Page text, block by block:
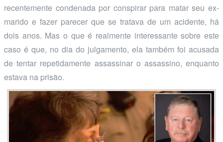
recentemente condenada por conspirar para matar seu ex-
marido e fazer parecer que se tratava de um acidente, há
dois anos. Mas o que é realmente interessante sobre este
caso é que, no dia do julgamento, ela também foi acusada
de tentar repetidamente assassinar o assassino, enquanto
estava na prisão.